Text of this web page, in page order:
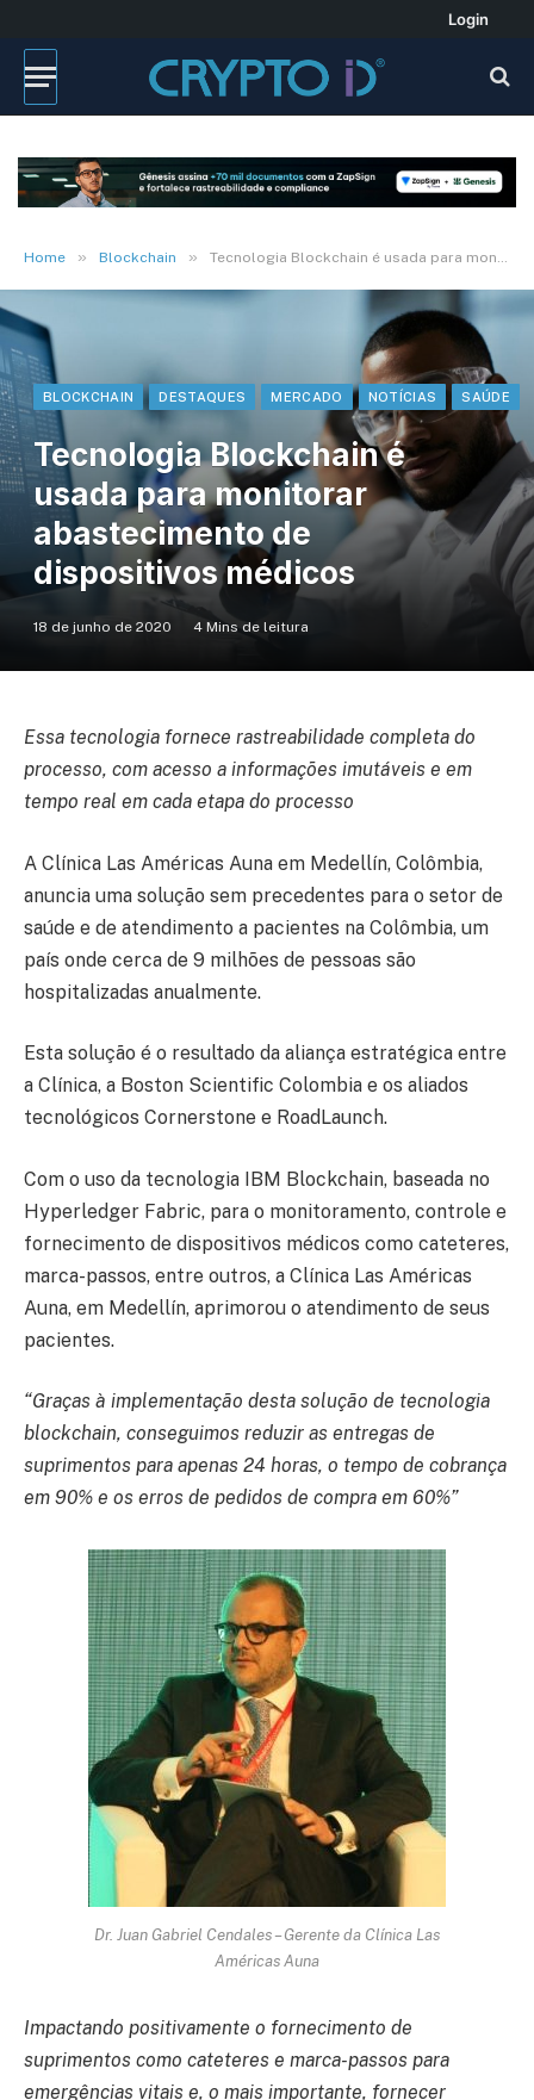
Login
Home » Blockchain » Tecnologia Blockchain é usada para monitorar abastecimento de dispositivos médicos
BLOCKCHAIN DESTAQUES MERCADO NOTÍCIAS SAÚDE
Tecnologia Blockchain é
usada para monitorar
abastecimento de
dispositivos médicos
18 de junho de 2020 4 Mins de leitura
Essa tecnologia fornece rastreabilidade completa do
processo, com acesso a informações imutáveis ​​e em
tempo real em cada etapa do processo
A Clínica Las Américas Auna em Medellín, Colômbia,
anuncia uma solução sem precedentes para o setor de
saúde e de atendimento a pacientes na Colômbia, um
país onde cerca de 9 milhões de pessoas são
hospitalizadas anualmente.
Esta solução é o resultado da aliança estratégica entre
a Clínica, a Boston Scientific Colombia e os aliados
tecnológicos Cornerstone e RoadLaunch.
Com o uso da tecnologia IBM Blockchain, baseada no
Hyperledger Fabric, para o monitoramento, controle e
fornecimento de dispositivos médicos como cateteres,
marca-passos, entre outros, a Clínica Las Américas
Auna, em Medellín, aprimorou o atendimento de seus
pacientes.
“Graças à implementação desta solução de tecnologia
blockchain, conseguimos reduzir as entregas de
suprimentos para apenas 24 horas, o tempo de cobrança
em 90% e os erros de pedidos de compra em 60%”
Dr. Juan Gabriel Cendales – Gerente da Clínica Las
Américas Auna
Impactando positivamente o fornecimento de
suprimentos como cateteres e marca-passos para
emergências vitais e, o mais importante, fornecer